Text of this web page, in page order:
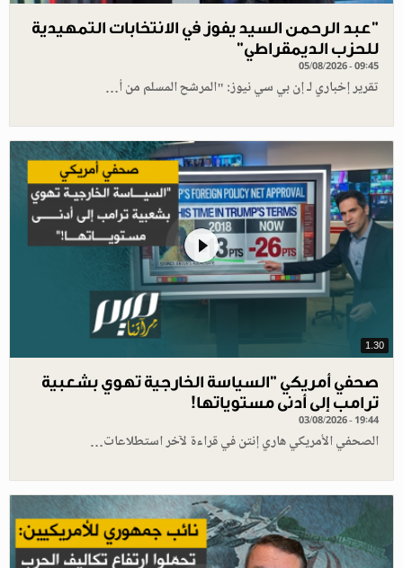
"عبد الرحمن السيد يفوز في الانتخابات التمهيدية
للحزب الديمقراطي"
05/08/2026 - 09:45
تقرير إخباري لـ إن بي سي نيوز: "المرشح المسلم من أ…
1.30
صحفي أمريكي "السياسة الخارجية تهوي بشعبية
ترامب إلى أدنى مستوياتها!
03/08/2026 - 19:44
الصحفي الأمريكي هاري إنتن في قراءة لآخر استطلاعات…